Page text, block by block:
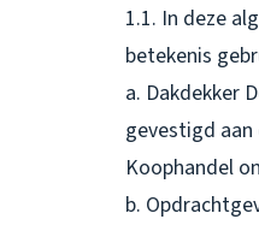
1.1. In deze
betekenis
a. Dakdekker
gevestigd aan
Koophandel
b.